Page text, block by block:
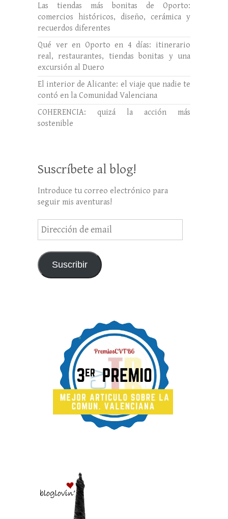
Las tiendas más bonitas de Oporto:
comercios históricos, diseño, cerámica y
recuerdos diferentes
Qué ver en Oporto en 4 días: itinerario
real, restaurantes, tiendas bonitas y una
excursión al Duero
El interior de Alicante: el viaje que nadie te
contó en la Comunidad Valenciana
COHERENCIA: quizá la acción más
sostenible
Suscríbete al blog!
Introduce tu correo electrónico para
seguir mis aventuras!
Dirección
de
Suscribir